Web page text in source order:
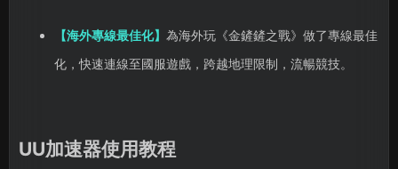
【海外專線最佳化】 為海外玩《金鏟鏟之戰》做了專線最佳
化，快速連線至國服遊戲，跨越地理限制，流暢競技。
UU加速器使用教程